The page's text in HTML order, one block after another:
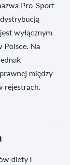
Pro-Sport
wyłącznym
Polsce. Na
między
rejestrach.
diety i